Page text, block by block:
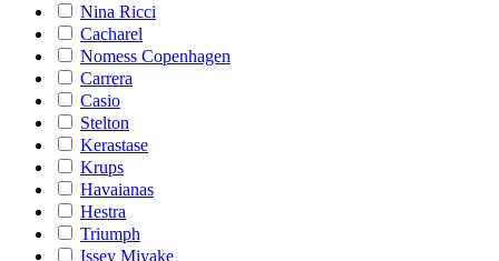
Nina Ricci
Cacharel
Nomess Copenhagen
Carrera
Casio
Stelton
Kerastase
Krups
Havaianas
Hestra
Triumph
Issey Miyake